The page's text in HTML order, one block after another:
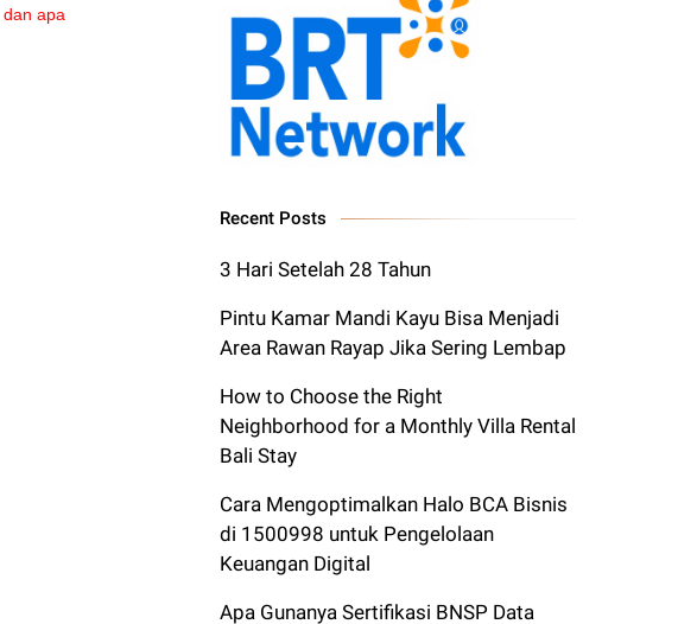
apa
Recent Posts
3 Hari Setelah 28 Tahun
Pintu Kamar Mandi Kayu Bisa Menjadi
Area Rawan Rayap Jika Sering Lembap
How to Choose the Right
Neighborhood for a Monthly Villa Rental
Bali Stay
Cara Mengoptimalkan Halo BCA Bisnis
di 1500998 untuk Pengelolaan
Keuangan Digital
Apa Gunanya Sertifikasi BNSP Data